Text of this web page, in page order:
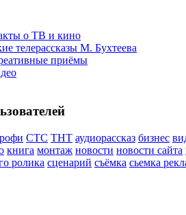
о ТВ и кино
телерассказы М. Бухтеева
приёмы
СТС ТНТ аудиорассказ бизнес
книга монтаж новости новости сайта
ролика сценарий съёмка сьемка